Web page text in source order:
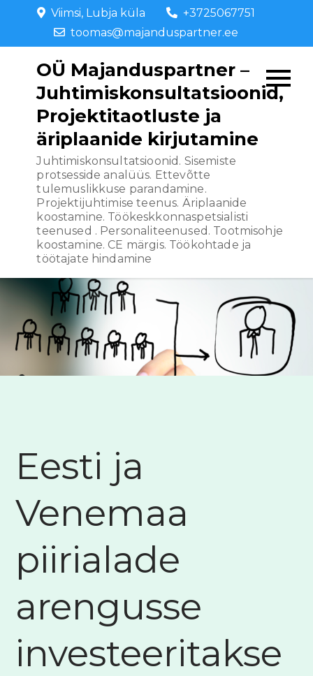
content
Viimsi, Lubja küla
+3725067751
toomas@majanduspartner.ee
OÜ Majanduspartner –
Juhtimiskonsultatsioonid,
Projektitaotluste ja
äriplaanide kirjutamine
Juhtimiskonsultatsioonid. Sisemiste
protsesside analüüs. Ettevõtte
tulemuslikkuse parandamine.
Projektijuhtimise teenus. Äriplaanide
koostamine. Töökeskkonnaspetsialisti
teenused . Personaliteenused. Tootmisohje
koostamine. CE märgis. Töökohtade ja
töötajate hindamine
Eesti ja
Venemaa
piirialade
arengusse
investeeritakse